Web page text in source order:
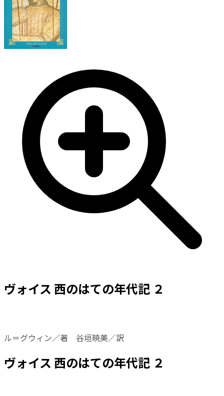
ヴォイス 西のはての年代記 ２
ル＝グウィン／著 谷垣暁美／訳
ヴォイス 西のはての年代記 ２